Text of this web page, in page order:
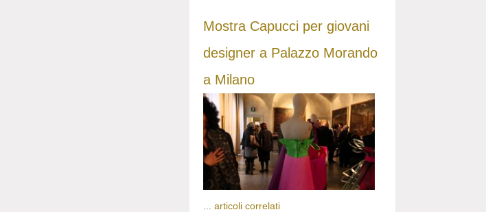
Mostra Capucci per giovani
designer a Palazzo Morando
a Milano
articoli correlati